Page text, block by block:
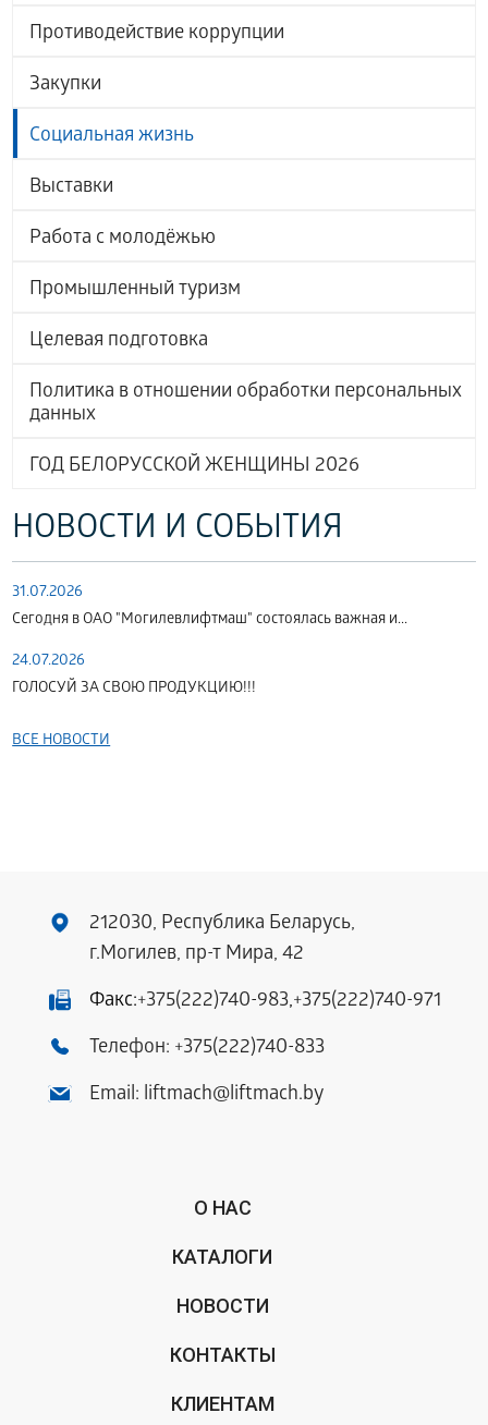
Противодействие коррупции
Закупки
Социальная жизнь
Выставки
Работа с молодёжью
Промышленный туризм
Целевая подготовка
Политика в отношении обработки персональных
данных
ГОД БЕЛОРУССКОЙ ЖЕНЩИНЫ 2026
НОВОСТИ И СОБЫТИЯ
31.07.2026
Сегодня в ОАО "Могилевлифтмаш" состоялась важная и...
24.07.2026
ГОЛОСУЙ ЗА СВОЮ ПРОДУКЦИЮ!!!
ВСЕ НОВОСТИ
212030, Республика Беларусь,
г.Могилев, пр-т Мира, 42
Факс:+375(222)740-983,+375(222)740-971
Телефон: +375(222)740-833
Email: liftmach@liftmach.by
О НАС
КАТАЛОГИ
НОВОСТИ
КОНТАКТЫ
КЛИЕНТАМ